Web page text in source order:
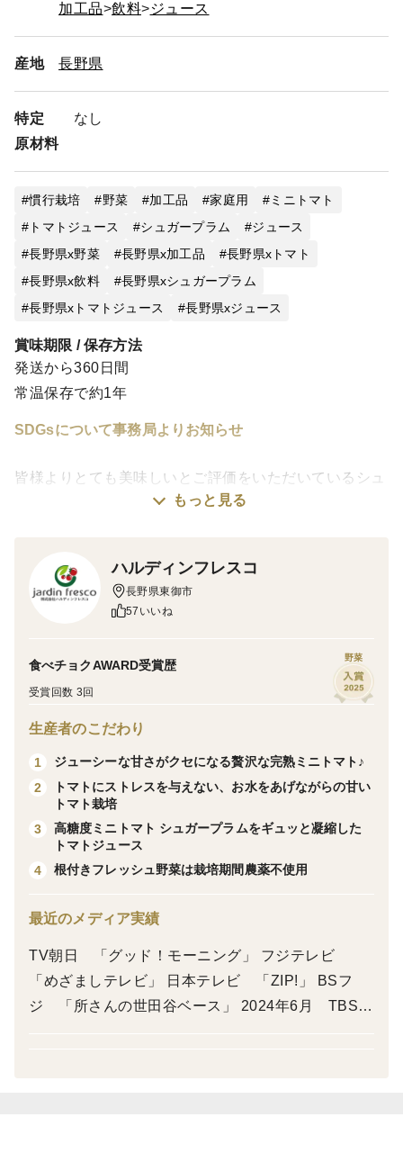
加工品
飲料 ジュース
産地 長野県
特定
原材料
なし
慣行栽培 野菜 加工品 家庭用
ミニトマト
トマトジュース
シュガープラム
ジュース
長野県x野菜
長野県x加工品
長野県xトマト
長野県x飲料
長野県xシュガープラム
長野県xトマトジュース
長野県xジュース
賞味期限 / 保存方法
発送から360日間
常温保存で約1年
SDGsについて事務局よりお知らせ
皆様よりとても美味しいとご評価をいただいているシュ
そのような事情で出荷が出来なくなったトマトを無駄に
すること無く、
-------------------------------------
高糖度ミニトマト「シュガープラム」100％、
コク深い甘さの高リコピンジュース
シュガープラムは、jardin（ハルディン）育種のオリジ
ナル品種。一般的なミニトマトとは一線を画す、10度以
トマト特有の青臭さはほとんどなく、まるでフルーツト
マトの最高峰とも言える味わい。 そんなシュガープラ
ムをギュッと凝縮した『シュガープラムジュース』は、
生のシュガープラムとは一味違うコク深い甘さの高リコ
もっと見る
ハルディンフレスコ
長野県東御市
57いいね
食べチョクAWARD受賞歴
受賞回数 3回
野菜
生産者のこだわり
1
ジューシーな甘さがクセになる贅沢な完熟ミニトマト♪
2
トマトにストレスを与えない、お水をあげながらの甘い
トマト栽培
3
高糖度ミニトマト シュガープラムをギュッと凝縮した
トマトジュース
4
根付きフレッシュ野菜は栽培期間農薬不使用
最近のメディア実績
TV朝日 「グッド！モーニング」 フジテレビ
「めざましテレビ」 日本テレビ 「ZIP!」 BSフ
ジ 「所さんの世田谷ベース」 2024年6月 TBS